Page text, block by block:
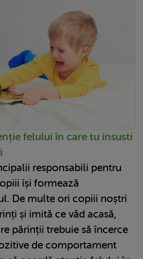
felului în care tu insusti
responsabili pentru
își formează
De multe ori copiii noștri
și imită ce văd acasă,
părinții trebuie să încerce
de comportament